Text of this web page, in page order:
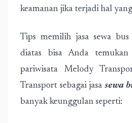
keamanan jika terjadi hal
Tips memilih jasa sewa
diatas bisa Anda
pariwisata Melody
Transport sebagai jasa sewa
banyak keunggulan seperti: